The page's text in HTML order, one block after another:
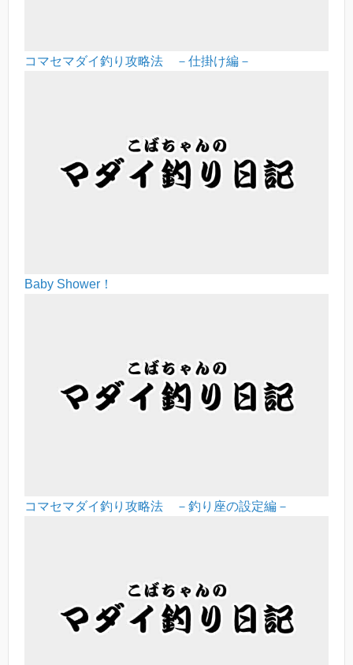
コマセマダイ釣り攻略法 －仕掛け編－
Baby Shower！
コマセマダイ釣り攻略法 －釣り座の設定編－